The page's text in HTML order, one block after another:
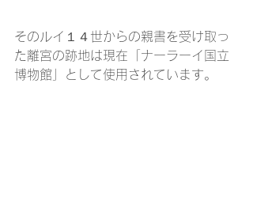
そのルイ１４世からの親書を受け取っ
た離宮の跡地は現在「ナーラーイ国立
博物館」として使用されています。